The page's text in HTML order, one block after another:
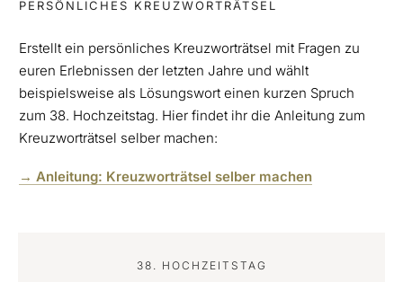
PERSÖNLICHES KREUZWORTRÄTSEL
Erstellt ein persönliches Kreuzworträtsel mit Fragen zu
euren Erlebnissen der letzten Jahre und wählt
beispielsweise als Lösungswort einen kurzen Spruch
zum 38. Hochzeitstag. Hier findet ihr die Anleitung zum
Kreuzworträtsel selber machen:
→ Anleitung: Kreuzworträtsel selber machen
38. HOCHZEITSTAG